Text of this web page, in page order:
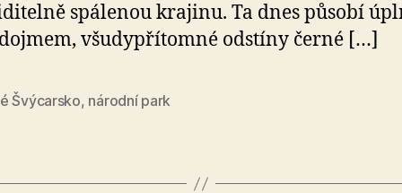
spálenou krajinu. Ta dnes působí
všudypřítomné odstíny černé […]
Švýcarsko, národní park